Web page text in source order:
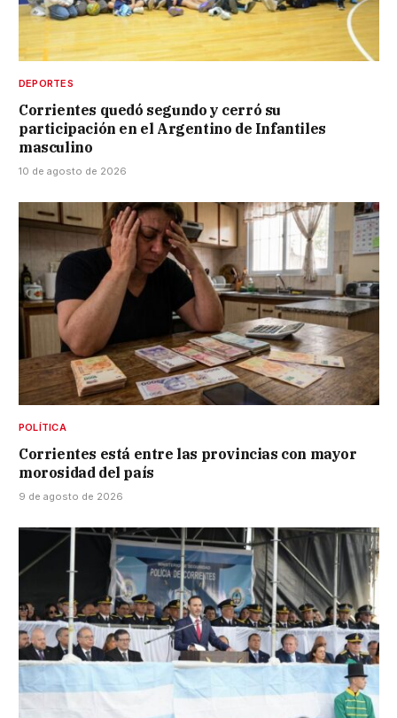
DEPORTES
Corrientes quedó segundo y cerró su
participación en el Argentino de Infantiles
masculino
10 de agosto de 2026
POLÍTICA
Corrientes está entre las provincias con mayor
morosidad del país
9 de agosto de 2026